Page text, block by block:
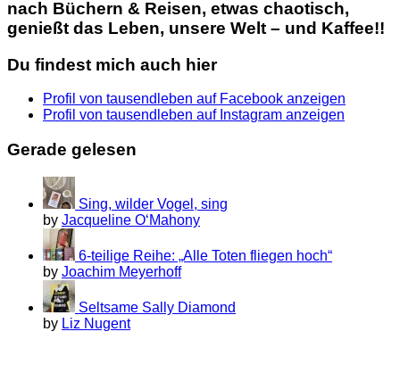
nach Büchern & Reisen, etwas chaotisch,
genießt das Leben, unsere Welt – und Kaffee!!
Du findest mich auch hier
Profil von tausendleben auf Facebook anzeigen
Profil von tausendleben auf Instagram anzeigen
Gerade gelesen
Sing, wilder Vogel, sing
by Jacqueline O‘Mahony
6-teilige Reihe: „Alle Toten fliegen hoch“
by Joachim Meyerhoff
Seltsame Sally Diamond
by Liz Nugent